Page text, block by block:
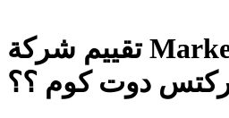
تقييم شركة Markets.com
دوت كوم ؟؟